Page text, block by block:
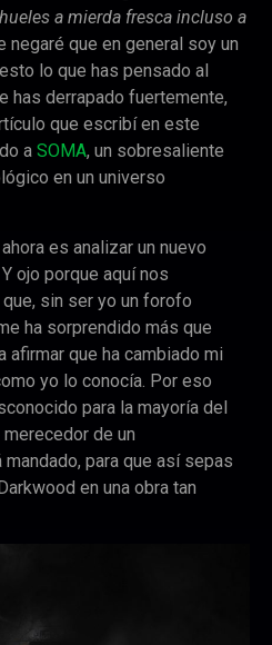
a mierda fresca incluso a
negaré que en general soy un
lo que has pensado al
has derrapado fuertemente,
que escribí en este
a SOMA, un sobresaliente
en un universo
es analizar un nuevo
ojo porque aquí nos
sin ser yo un forofo
ha sorprendido más que
afirmar que ha cambiado mi
yo lo conocía. Por eso
para la mayoría del
de un
para que así sepas
en una obra tan